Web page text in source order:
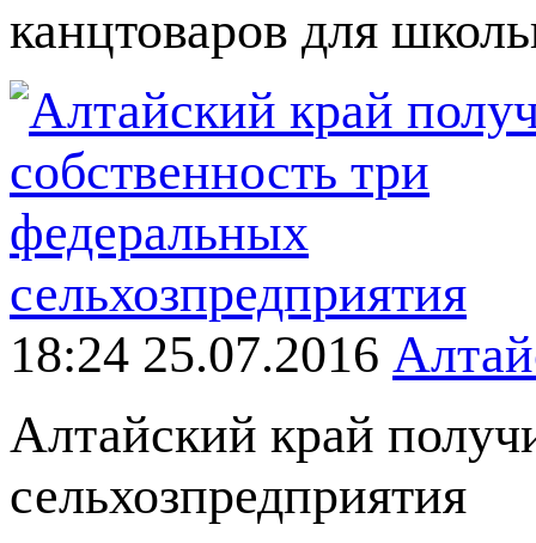
канцтоваров для
18:24 25.07.2016
Алтайский край
сельхозпредприятия